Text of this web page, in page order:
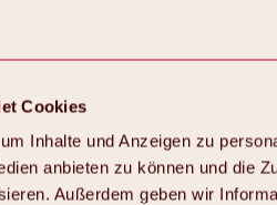
Cookies
Inhalte und Anzeigen zu
anbieten zu können und die
Außerdem geben wir